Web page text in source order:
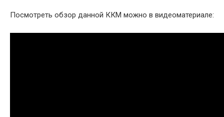
Посмотреть обзор данной ККМ можно в видеоматериале: